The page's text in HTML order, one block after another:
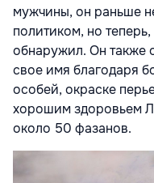
мужчины, он раньше
политиком, но
обнаружил. Он также
свое имя благодаря
особей, окраске
хорошим здоровьем
около 50 фазанов.